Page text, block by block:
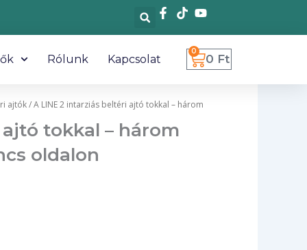
Rólunk Kapcsolat 0 Ft
0
Kosár
ajtók/ A LINE 2 intarziás beltéri ajtó tokkal – három
tokkal – három
oldalon